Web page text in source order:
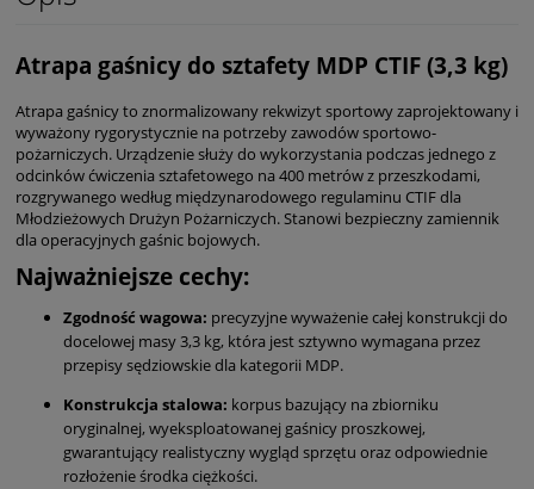
Atrapa gaśnicy do sztafety MDP CTIF (3,3 kg)
Atrapa gaśnicy to znormalizowany rekwizyt sportowy zaprojektowany i
wyważony rygorystycznie na potrzeby zawodów sportowo-
pożarniczych. Urządzenie służy do wykorzystania podczas jednego z
odcinków ćwiczenia sztafetowego na 400 metrów z przeszkodami,
rozgrywanego według międzynarodowego regulaminu CTIF dla
Młodzieżowych Drużyn Pożarniczych.Stanowi bezpieczny zamiennik
dla operacyjnych gaśnic bojowych.
Najważniejsze cechy:
Zgodność wagowa: precyzyjne wyważenie całej konstrukcji do
docelowej masy 3,3 kg, która jest sztywno wymagana przez
przepisy sędziowskie dla kategorii MDP.
Konstrukcja stalowa: korpus bazujący na zbiorniku
oryginalnej, wyeksploatowanej gaśnicy proszkowej,
gwarantujący realistyczny wygląd sprzętu oraz odpowiednie
rozłożenie środka ciężkości.